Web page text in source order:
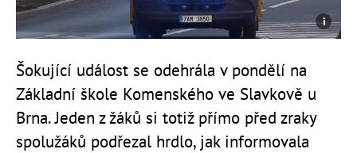
Šokující událost se odehrála v pondělí na
Základní škole Komenského ve Slavkově u
Brna. Jeden z žáků si totiž přímo před zraky
spolužáků podřezal hrdlo, jak informovala